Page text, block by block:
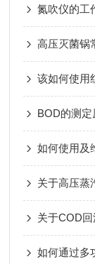
氮吹仪的工
高压灭菌锅
该如何使用
BOD的测定
如何使用及
关于高压蒸
关于COD
如何通过多